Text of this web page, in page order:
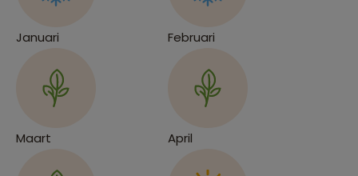
Januari Februari
Maart April